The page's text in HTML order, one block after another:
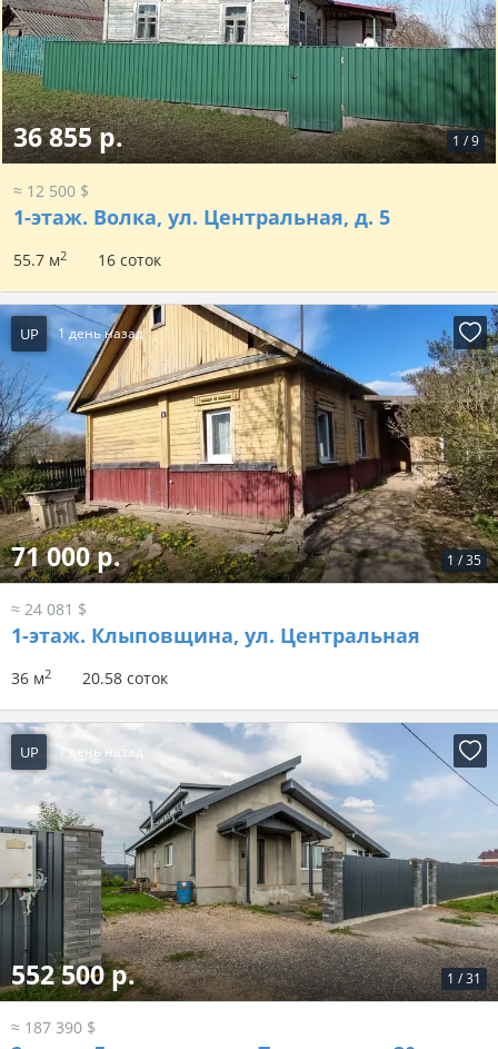
1 /9
36 855 р.
≈ 12 500 $
1-этаж. Волка, ул. Центральная, д. 5
55.7 м2 16 соток
UP 1 день назад
1 /35
71 000 р.
≈ 24 081 $
1-этаж. Клыповщина, ул. Центральная
36 м2 20.58 соток
UP 1 день назад
1 /31
552 500 р.
≈ 187 390 $